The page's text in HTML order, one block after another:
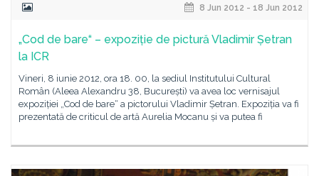
8 Jun 2012 - 18 Jun 2012
„Cod de bare“ – expoziție de pictură Vladimir Șetran
la ICR
Vineri, 8 iunie 2012, ora 18. 00, la sediul Institutului Cultural
Român (Aleea Alexandru 38, București) va avea loc vernisajul
expoziției „Cod de bare“ a pictorului Vladimir Șetran. Expoziția va fi
prezentată de criticul de artă Aurelia Mocanu și va putea fi